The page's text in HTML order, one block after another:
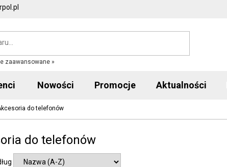
zaawansowane »
Nowości Promocje Aktualności
do telefonów
do telefonów